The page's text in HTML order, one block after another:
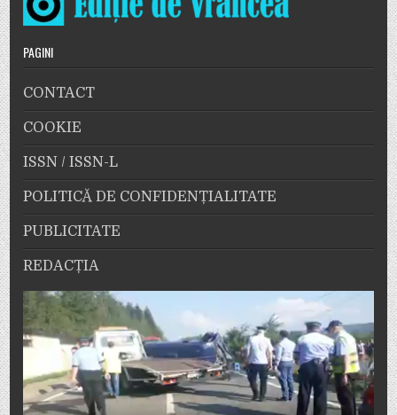
PAGINI
CONTACT
COOKIE
ISSN / ISSN-L
POLITICĂ DE CONFIDENȚIALITATE
PUBLICITATE
REDACȚIA